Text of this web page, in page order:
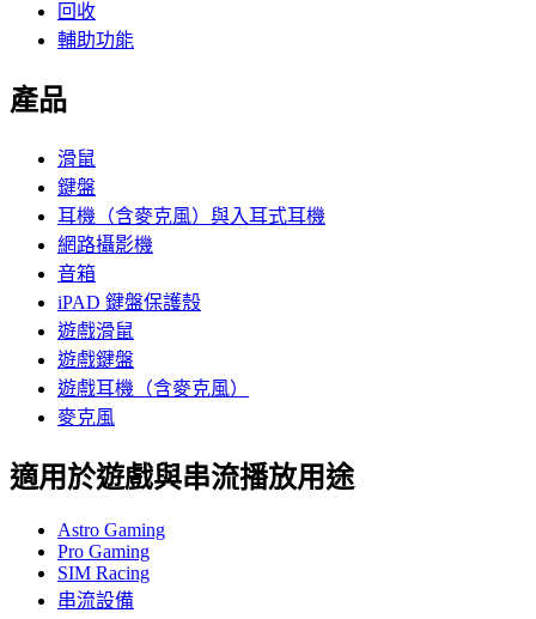
回收
輔助功能
產品
滑鼠
鍵盤
耳機（含麥克風）與入耳式耳機
網路攝影機
音箱
iPAD 鍵盤保護殼
遊戲滑鼠
遊戲鍵盤
遊戲耳機（含麥克風）
麥克風
適用於遊戲與串流播放用途
Astro Gaming
Pro Gaming
SIM Racing
串流設備